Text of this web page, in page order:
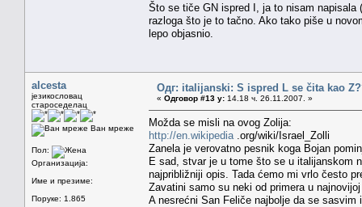
Što se tiče GN ispred I, ja to nisam
razloga što je to tačno. Ako tako piše u
lepo objasnio.
alcesta
језикословац
староседелац
Ван мреже
Пол:
Организација:
Име и презиме:
Поруке: 1.865
Одг: italijanski: S ispred L se čita kao
« Одговор #13 у: 14.18 ч. 26.11.2007. »
Možda se misli na ovog Zolija:
http://en.wikipedia .org/wiki/Israel_Zolli
Zanela je verovatno pesnik koga Bojan
E sad, stvar je u tome što se u italijanskom
najpribližniji opis. Tada ćemo mi vrlo često
Zavatini samo su neki od primera u
A nesrećni San Feliče najbolje da se